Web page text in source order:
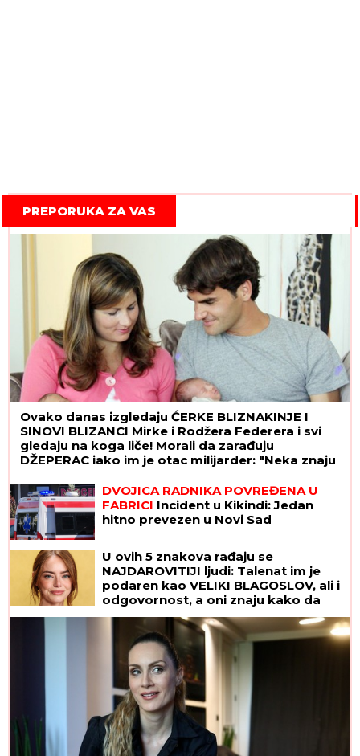
PREPORUKA ZA VAS
Ovako danas izgledaju ĆERKE BLIZNAKINJE I
SINOVI BLIZANCI Mirke i Rodžera Federera i svi
gledaju na koga liče! Morali da zarađuju
DŽEPERAC iako im je otac milijarder: "Neka znaju
DVOJICA RADNIKA POVREĐENA U
FABRICI Incident u Kikindi: Jedan
hitno prevezen u Novi Sad
U ovih 5 znakova rađaju se
NAJDAROVITIJI ljudi: Talenat im je
podaren kao VELIKI BLAGOSLOV, ali i
odgovornost, a oni znaju kako da
iskoriste SJAJNE PREDISPOZICIJE